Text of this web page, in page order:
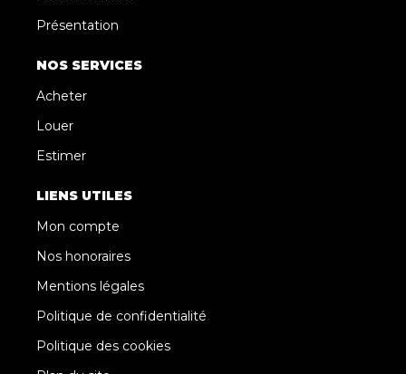
Présentation
NOS SERVICES
Acheter
Louer
Estimer
LIENS UTILES
Mon compte
Nos honoraires
Mentions légales
Politique de confidentialité
Politique des cookies